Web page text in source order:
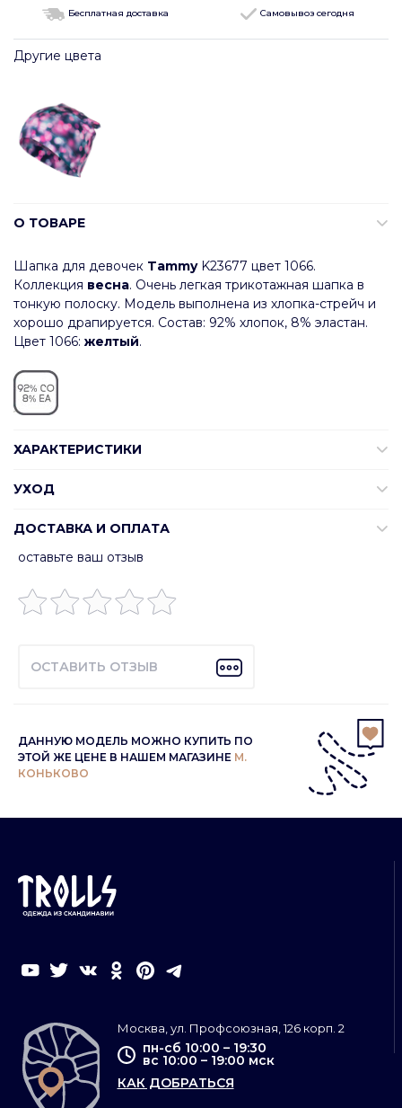
Бесплатная доставка Самовывоз сегодня
Другие цвета
О ТОВАРЕ
Шапка для девочек TammyK23677 цвет 1066.
Коллекция весна. Очень легкая трикотажная шапка в
тонкую полоску. Модель выполнена из хлопка-стрейч и
хорошо драпируется. Состав: 92% хлопок, 8% эластан.
Цвет 1066: желтый.
ХАРАКТЕРИСТИКИ
УХОД
ДОСТАВКА И ОПЛАТА
оставьте ваш отзыв
ОСТАВИТЬ ОТЗЫВ
ДАННУЮ МОДЕЛЬ МОЖНО КУПИТЬ ПО
ЭТОЙ ЖЕ ЦЕНЕ В НАШЕМ МАГАЗИНЕ М.
КОНЬКОВО
Москва, ул. Профсоюзная, 126 корп. 2
пн-сб 10:00 – 19:30
вс 10:00 – 19:00 мск
КАК ДОБРАТЬСЯ